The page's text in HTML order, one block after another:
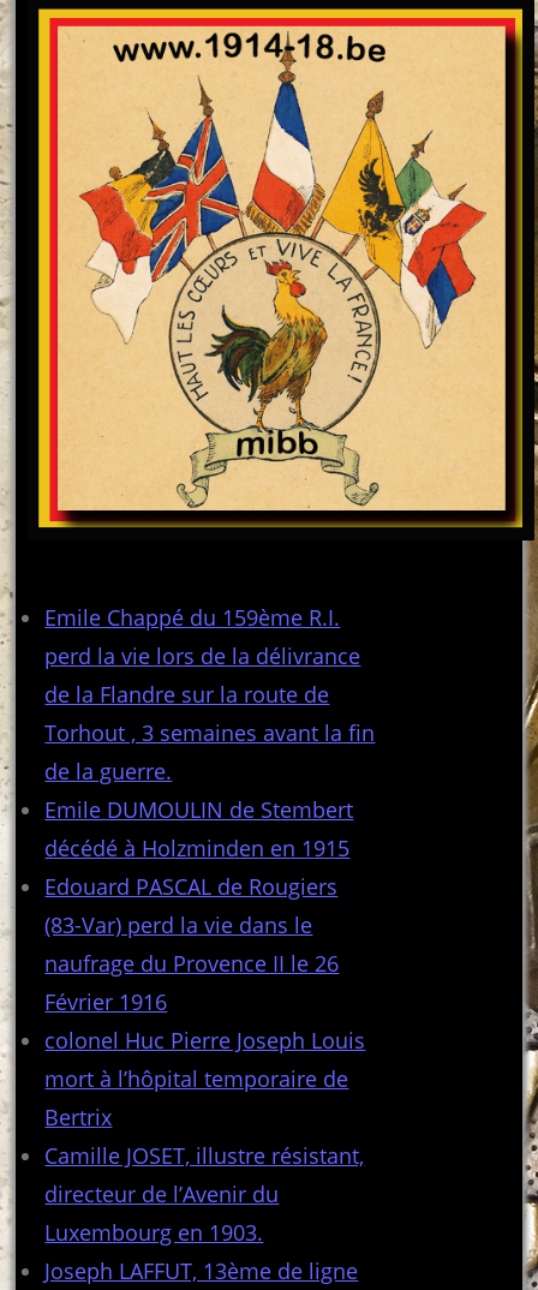
Emile Chappé du 159ème R.I.
perd la vie lors de la délivrance
de la Flandre sur la route de
Torhout , 3 semaines avant la fin
de la guerre.
Emile DUMOULIN de Stembert
décédé à Holzminden en 1915
Edouard PASCAL de Rougiers
(83-Var) perd la vie dans le
naufrage du Provence II le 26
Février 1916
colonel Huc Pierre Joseph Louis
mort à l’hôpital temporaire de
Bertrix
Camille JOSET, illustre résistant,
directeur de l’Avenir du
Luxembourg en 1903.
Joseph LAFFUT, 13ème de ligne